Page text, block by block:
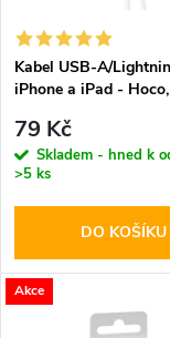
í
p
r
o
d
u
s
p
r
o
d
Kabel USB-A/
iPhone a iPad -
79 Kč
Skladem - hned k
>5 ks
DO KOŠÍKU
Akce